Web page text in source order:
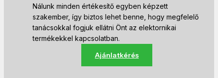
Nálunk minden értékesítő egyben képzett
szakember, így biztos lehet benne, hogy megfelelő
tanácsokkal fogjuk ellátni Önt az elektornikai
termékekkel kapcsolatban.
Ajánlatkérés